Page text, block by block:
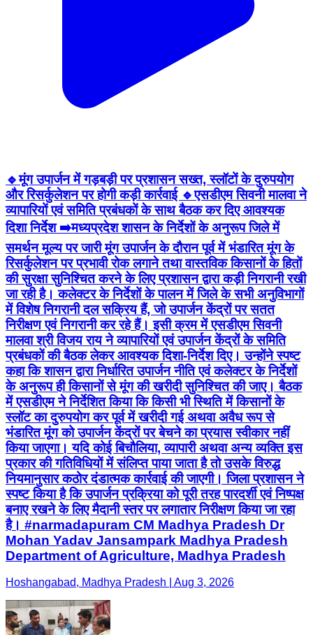
🔹मूंग उपार्जन में गड़बड़ी पर प्रशासन सख्त, स्लॉटों के दुरुपयोग
और रिसर्कुलेशन पर होगी कड़ी कार्रवाई 🔹एसडीएम सिवनी मालवा ने
व्यापारियों एवं समिति प्रबंधकों के साथ बैठक कर दिए आवश्यक
दिशा निर्देश ➡️मध्यप्रदेश शासन के निर्देशों के अनुरूप जिले में
समर्थन मूल्य पर जारी मूंग उपार्जन के दौरान पूर्व में भंडारित मूंग के
रिसर्कुलेशन पर प्रभावी रोक लगाने तथा वास्तविक किसानों के हितों
की सुरक्षा सुनिश्चित करने के लिए प्रशासन द्वारा कड़ी निगरानी रखी
जा रही है। कलेक्टर के निर्देशों के पालन में जिले के सभी अनुविभागों
में विशेष निगरानी दल सक्रिय हैं, जो उपार्जन केंद्रों पर सतत
निरीक्षण एवं निगरानी कर रहे हैं। इसी क्रम में एसडीएम सिवनी
मालवा श्री विजय राय ने व्यापारियों एवं उपार्जन केंद्रों के समिति
प्रबंधकों की बैठक लेकर आवश्यक दिशा-निर्देश दिए। उन्होंने स्पष्ट
कहा कि शासन द्वारा निर्धारित उपार्जन नीति एवं कलेक्टर के निर्देशों
के अनुरूप ही किसानों से मूंग की खरीदी सुनिश्चित की जाए। बैठक
में एसडीएम ने निर्देशित किया कि किसी भी स्थिति में किसानों के
स्लॉट का दुरुपयोग कर पूर्व में खरीदी गई अथवा अवैध रूप से
भंडारित मूंग को उपार्जन केंद्रों पर बेचने का प्रयास स्वीकार नहीं
किया जाएगा। यदि कोई बिचौलिया, व्यापारी अथवा अन्य व्यक्ति इस
प्रकार की गतिविधियों में संलिप्त पाया जाता है तो उसके विरुद्ध
नियमानुसार कठोर दंडात्मक कार्रवाई की जाएगी। जिला प्रशासन ने
स्पष्ट किया है कि उपार्जन प्रक्रिया को पूरी तरह पारदर्शी एवं निष्पक्ष
बनाए रखने के लिए मैदानी स्तर पर लगातार निरीक्षण किया जा रहा
है। #narmadapuram CM Madhya Pradesh Dr
Mohan Yadav Jansampark Madhya Pradesh
Department of Agriculture, Madhya Pradesh
Hoshangabad, Madhya Pradesh | Aug 3, 2026